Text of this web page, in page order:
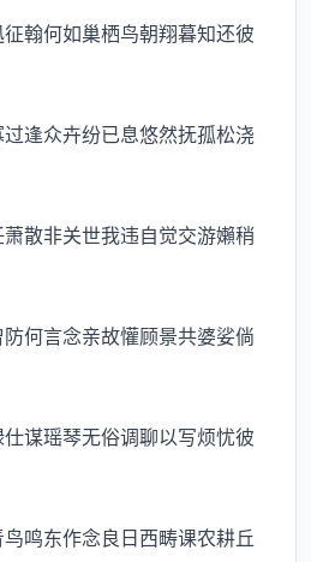
翰何如巢栖鸟朝翔暮知还彼
逢众卉纷已息悠然抚孤松浇
散非关世我违自觉交游嬾稍
何言念亲故懽顾景共婆娑倘
谋瑶琴无俗调聊以写烦忧彼
鸣东作念良日西畴课农耕丘